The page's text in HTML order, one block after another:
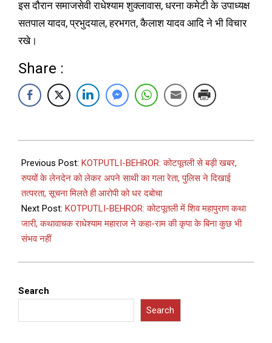
इस दौरान समाजसेवी राधेश्याम शुक्लावास, धरना कमेटी के उपाध्यक्ष
सतपाल यादव, प्रभुदयाल, हरभगत, कैलाश यादव आदि ने भी विचार
रखे।
Share :
Previous Post: KOTPUTLI-BEHROR: कोटपूतली से बड़ी खबर,
रुपयों के लेनदेन को लेकर अपने साथी का गला रेता, पुलिस ने दिखाई
तत्परता, सूचना मिलते ही आरोपी को धर दबोचा
Next Post: KOTPUTLI-BEHROR: कोटपूतली में शिव महापुराण कथा
जारी, कथावाचक राधेश्याम महाराज ने कहा-राम की कृपा के बिना कुछ भी
संभव नहीं
Search
Search